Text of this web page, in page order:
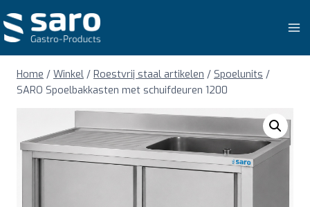
naar
inhoud
Home / Winkel / Roestvrij staal artikelen / Spoelunits /
SARO Spoelbakkasten met schuifdeuren 1200